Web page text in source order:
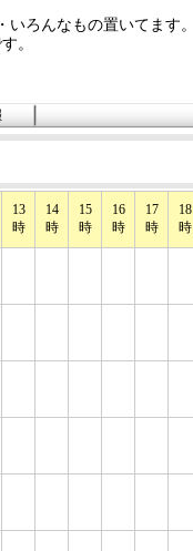
ろんなもの置いてます。
。
13
時
14
時
15
時
16
時
17
時
18
時